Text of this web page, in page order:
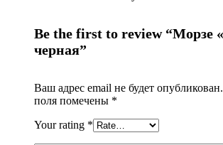
Be the first to review “Морзе
черная”
Ваш адрес email не будет опубликован.
поля помечены *
Your rating *